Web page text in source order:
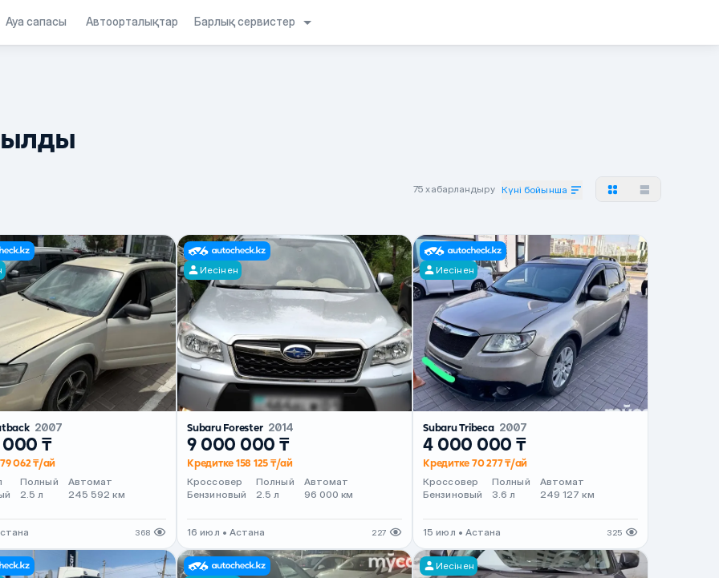
Ауа сапасы Автоорталықтар Барлық сервистер
75 хабарландыру Күні бойынша
2007
₸
062 ₸/ай
Полный
2.5 л
Автомат
245 592 км
368
Иесінен
Subaru Forester 2014
9 000 000 ₸
Кредитке 158 125 ₸/ай
Кроссовер
Бензиновый
Полный
2.5 л
Автомат
96 000 км
16 июл • Астана 227
Иесінен
Subaru Tribeca 2007
4 000 000 ₸
Кредитке 70 277 ₸/ай
Кроссовер
Бензиновый
Полный
3.6 л
Автомат
249 127 км
15 июл • Астана 325
Иесінен